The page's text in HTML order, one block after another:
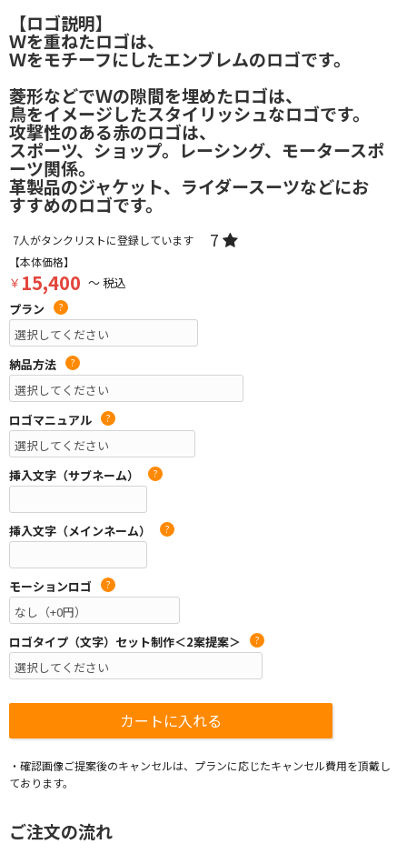
【ロゴ説明】
Ｗを重ねたロゴは、
Ｗをモチーフにしたエンブレムのロゴです。
菱形などでＷの隙間を埋めたロゴは、
鳥をイメージしたスタイリッシュなロゴです。
攻撃性のある赤のロゴは、
スポーツ、ショップ。レーシング、モータースポ
ーツ関係。
革製品のジャケット、ライダースーツなどにお
すすめのロゴです。
7人がタンクリストに登録しています 7
【本体価格】
￥ 15,400 ～ 税込
プラン
?
納品方法 ?
ロゴマニュアル ?
挿入文字（サブネーム） ?
挿入文字（メインネーム） ?
モーションロゴ ?
ロゴタイプ（文字）セット制作＜2案提案＞ ?
・確認画像ご提案後のキャンセルは、プランに応じたキャンセル費用を頂戴し
ております。
ご注文の流れ